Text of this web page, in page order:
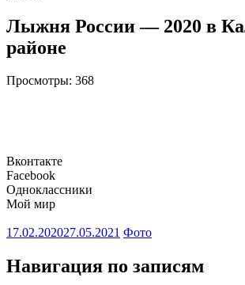
Лыжня России — 2020 в
районе
Просмотры: 368
Вконтакте
Facebook
Одноклассники
Мой мир
17.02.202027.05.2021 Фото
Навигация по записям